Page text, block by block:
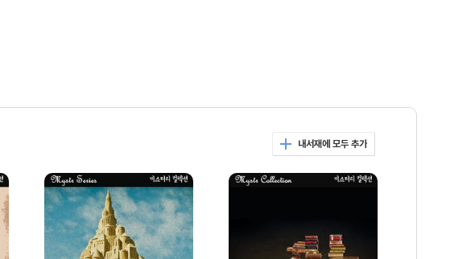
내서재에 모두 추가